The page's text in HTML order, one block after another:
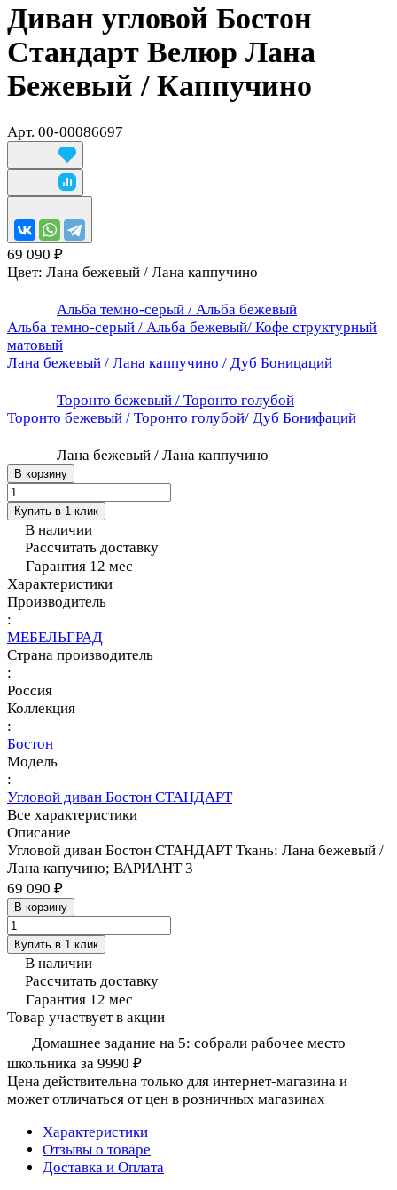
Диван угловой Бостон
Стандарт Велюр Лана
Бежевый / Каппучино
Арт. 00-00086697
69 090 ₽
Цвет: Лана бежевый / Лана каппучино
Альба темно-серый / Альба бежевый
Альба темно-серый / Альба бежевый/ Кофе структурный
матовый
Лана бежевый / Лана каппучино / Дуб Боницаций
Торонто бежевый / Торонто голубой
Торонто бежевый / Торонто голубой/ Дуб Бонифаций
Лана бежевый / Лана каппучино
В корзину
Купить в 1 клик
В наличии
Рассчитать доставку
Гарантия 12 мес
Характеристики
Производитель
:
МЕБЕЛЬГРАД
Страна производитель
:
Россия
Коллекция
:
Бостон
Модель
:
Угловой диван Бостон СТАНДАРТ
Все характеристики
Описание
Угловой диван Бостон СТАНДАРТ Ткань: Лана бежевый /
Лана капучино; ВАРИАНТ 3
69 090 ₽
В корзину
Купить в 1 клик
В наличии
Рассчитать доставку
Гарантия 12 мес
Товар участвует в акции
Домашнее задание на 5: собрали рабочее место
школьника за 9990 ₽
Цена действительна только для интернет-магазина и
может отличаться от цен в розничных магазинах
Характеристики
Отзывы о товаре
Доставка и Оплата